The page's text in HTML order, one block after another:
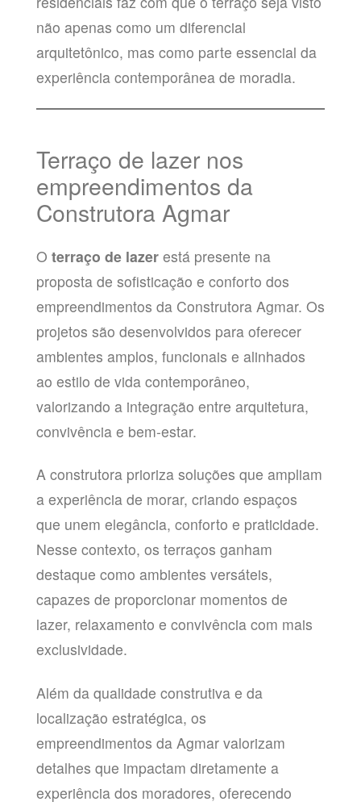
não apenas como um diferencial
arquitetônico, mas como parte essencial da
experiência contemporânea de moradia.
Terraço de lazer nos
empreendimentos da
Construtora Agmar
O terraço de lazerestá presente na
proposta de sofisticação e conforto dos
empreendimentos da Construtora Agmar. Os
projetos são desenvolvidos para oferecer
ambientes amplos, funcionais e alinhados
ao estilo de vida contemporâneo,
valorizando a integração entre arquitetura,
convivência e bem-estar.
A construtora prioriza soluções que ampliam
a experiência de morar, criando espaços
que unem elegância, conforto e praticidade.
Nesse contexto, os terraços ganham
destaque como ambientes versáteis,
capazes de proporcionar momentos de
lazer, relaxamento e convivência com mais
exclusividade.
Além da qualidade construtiva e da
localização estratégica, os
empreendimentos da Agmar valorizam
detalhes que impactam diretamente a
experiência dos moradores, oferecendo